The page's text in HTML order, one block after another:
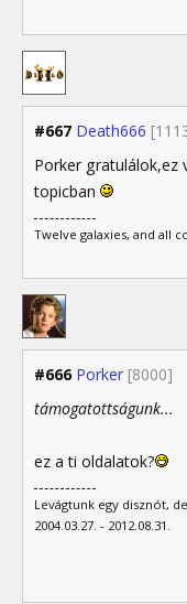
#667 Death666
Porker gratulálok,ez
topicban
Twelve galaxies, and all
#666 Porker [8000]
támogatottságunk...
ez a ti oldalatok?
Levágtunk egy disznót,
2004.03.27. - 2012.08.31.